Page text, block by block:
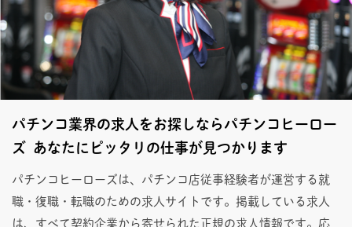
パチンコ業界の求人をお探しならパチンコヒーロー
ズ あなたにピッタリの仕事が見つかります
パチンコヒーローズは、パチンコ店従事経験者が運営する就
職・復職・転職のための求人サイトです。掲載している求人
は、すべて契約企業から寄せられた正規の求人情報です。応